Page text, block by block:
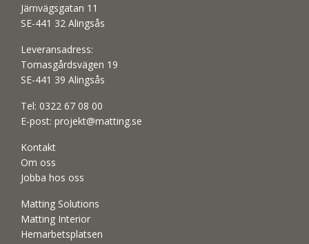
Järnvägsgatan 11
SE-441 32 Alingsås
Leveransadress:
Tomasgårdsvägen 19
SE-441 39 Alingsås
Tel: 0322 67 08 00
E-post: projekt@matting.se
Kontakt
Om oss
Jobba hos oss
Matting Solutions
Matting Interior
Hemarbetsplatsen